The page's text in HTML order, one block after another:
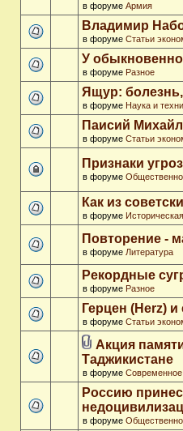
в форуме Армия
Владимир
в форуме Статьи
У
в форуме Разное
Ящур:
в форуме Наука и
Паисий
в форуме Статьи
Признаки
в форуме
Как из
в форуме
Повторение -
в форуме Литература
Рекордные
в форуме Разное
Герцен (Herz)
в форуме Статьи
Акция
Таджикистане
в форуме Современное
Россию
в форуме